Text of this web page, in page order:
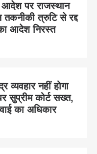
आदेश पर राजस्थान
त्रुटि से रद्द
आदेश निरस्त
व्यवहार नहीं होगा
सुप्रीम कोर्ट सख्त,
का अधिकार